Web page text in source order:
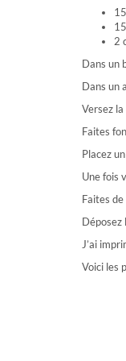
2
Dans un
Dans un
Versez
Faites
Placez
Une fois
Faites
Déposez
J’ai
Voici les